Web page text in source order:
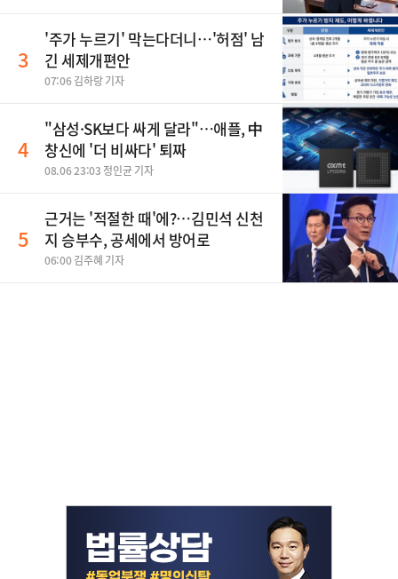
3
'주가 누르기' 막는다더니…'허점' 남
긴 세제개편안
07:06 김하랑 기자
4
"삼성·SK보다 싸게 달라"…애플, 中
창신에 '더 비싸다' 퇴짜
08.06 23:03 정인균 기자
5
근거는 '적절한 때'에?…김민석 신천
지 승부수, 공세에서 방어로
06:00 김주혜 기자